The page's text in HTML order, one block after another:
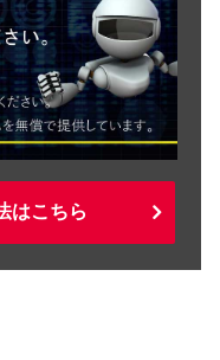
はこちら